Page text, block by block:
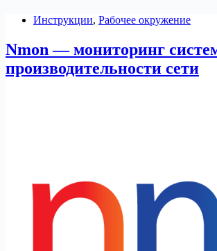
Инструкции, Рабочее окружение
Nmon — мониторинг
производительности сети